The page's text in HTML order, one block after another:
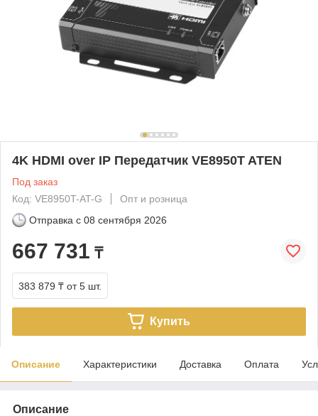
4K HDMI over IP Передатчик VE8950T ATEN
Под заказ
Код: VE8950T-AT-G
Опт и розница
Отправка с 08 сентября 2026
667 731 ₸
383 879 ₸ от 5 шт.
Купить
Описание Характеристики Доставка Оплата
Описание